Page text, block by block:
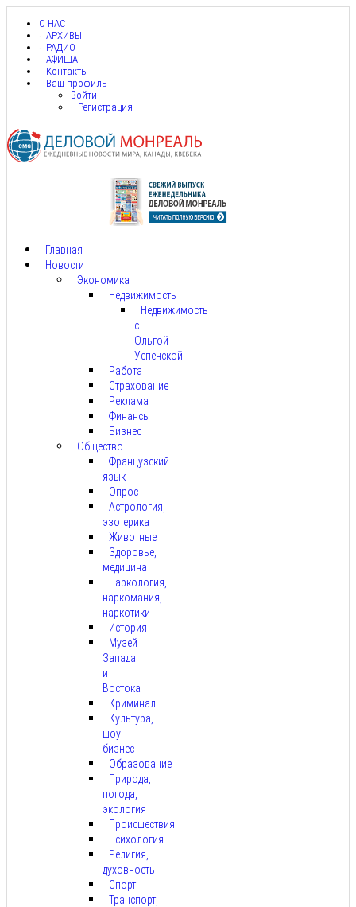
О НАС
АРХИВЫ
РАДИО
АФИША
Контакты
Ваш профиль
Войти
Регистрация
Главная
Новости
Экономика
Недвижимость
Недвижимость
с
Ольгой
Успенской
Работа
Страхование
Реклама
Финансы
Бизнес
Общество
Французский
язык
Опрос
Астрология,
эзотерика
Животные
Здоровье,
медицина
Наркология,
наркомания,
наркотики
История
Музей
Запада
и
Востока
Криминал
Культура,
шоу-
бизнес
Образование
Природа,
погода,
экология
Происшествия
Психология
Религия,
духовность
Спорт
Транспорт,